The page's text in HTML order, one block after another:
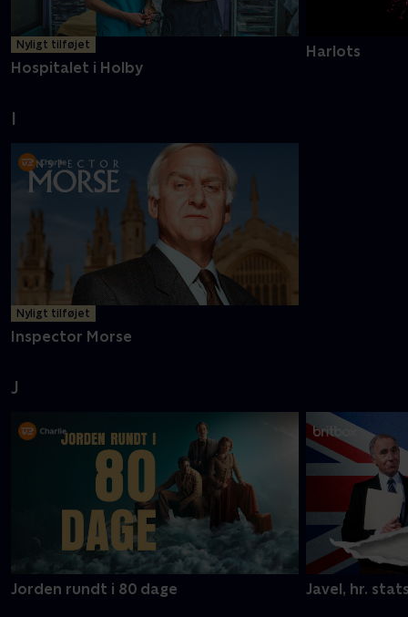
Nyligt tilføjet
Hospitalet i Holby
Harlots
I
Nyligt tilføjet
Inspector Morse
J
Jorden rundt i 80 dage Javel, hr.